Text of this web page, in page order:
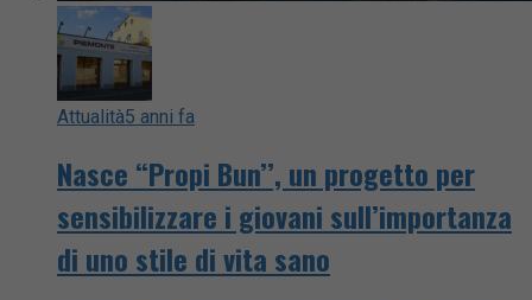
Attualità5 anni fa
Nasce “Propi Bun’’, un progetto per
sensibilizzare i giovani sull’importanza
di uno stile di vita sano